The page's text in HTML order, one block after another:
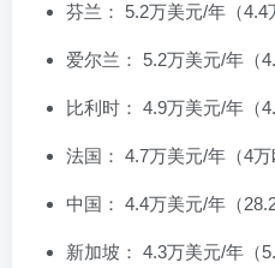
芬兰： 5.2万美元/年（4.4
爱尔兰： 5.2万美元/年（
比利时： 4.9万美元/年（
法国： 4.7万美元/年（4万
中国： 4.4万美元/年（
新加坡： 4.3万美元/年（